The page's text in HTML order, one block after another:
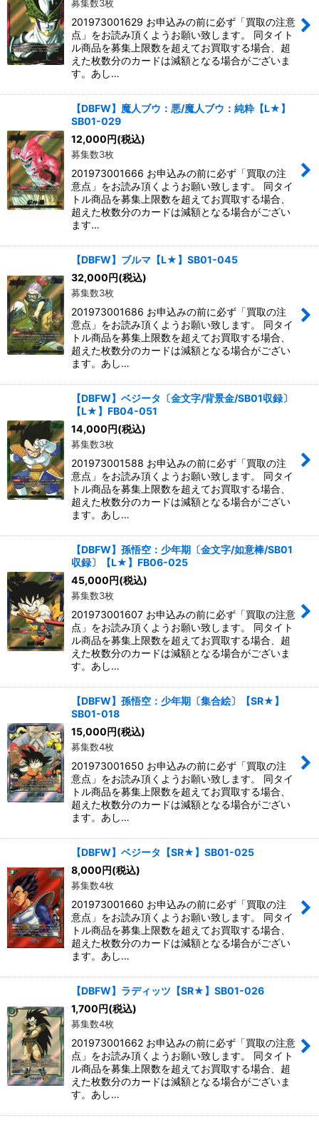
募集数3枚
201973001629 お申込みの前に必ず「買取の注意
点」をお読み頂くようお願い致します。 同タイト
ル商品を募集上限数を超えてお買取する場合、超
えた枚数分のカードは減額となる場合がございま
す。あし…
【DBFW】魔人ブウ：悪/魔人ブウ：純粋【L★】
SB01-029
12,000円(税込)
募集数3枚
201973001666 お申込みの前に必ず「買取の注
意点」をお読み頂くようお願い致します。 同タイ
トル商品を募集上限数を超えてお買取する場合、
超えた枚数分のカードは減額となる場合がござい
ます…
【DBFW】ブルマ【L★】SB01-045
32,000円(税込)
募集数3枚
201973001686 お申込みの前に必ず「買取の注
意点」をお読み頂くようお願い致します。 同タイ
トル商品を募集上限数を超えてお買取する場合、
超えた枚数分のカードは減額となる場合がござい
ます。あし…
【DBFW】ベジータ〔金文字/背景金/SB01収録〕
【L★】FB04-051
14,000円(税込)
募集数3枚
201973001588 お申込みの前に必ず「買取の注
意点」をお読み頂くようお願い致します。 同タイ
トル商品を募集上限数を超えてお買取する場合、
超えた枚数分のカードは減額となる場合がござい
ます。あし…
【DBFW】孫悟空：少年期〔金文字/如意棒/SB01
収録〕【L★】FB06-025
45,000円(税込)
募集数3枚
201973001607 お申込みの前に必ず「買取の注意
点」をお読み頂くようお願い致します。 同タイト
ル商品を募集上限数を超えてお買取する場合、超
えた枚数分のカードは減額となる場合がございま
す。あし…
【DBFW】孫悟空：少年期〔集合絵〕【SR★】
SB01-018
15,000円(税込)
募集数4枚
201973001650 お申込みの前に必ず「買取の注
意点」をお読み頂くようお願い致します。 同タイ
トル商品を募集上限数を超えてお買取する場合、
超えた枚数分のカードは減額となる場合がござい
ます。あし…
【DBFW】ベジータ【SR★】SB01-025
8,000円(税込)
募集数4枚
201973001660 お申込みの前に必ず「買取の注
意点」をお読み頂くようお願い致します。 同タイ
トル商品を募集上限数を超えてお買取する場合、
超えた枚数分のカードは減額となる場合がござい
ます。あし…
【DBFW】ラディッツ【SR★】SB01-026
1,700円(税込)
募集数4枚
201973001662 お申込みの前に必ず「買取の注意
点」をお読み頂くようお願い致します。 同タイト
ル商品を募集上限数を超えてお買取する場合、超
えた枚数分のカードは減額となる場合がございま
す。あし…